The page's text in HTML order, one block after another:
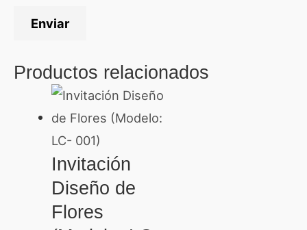
Productos relacionados
Invitación
Diseño de
Flores